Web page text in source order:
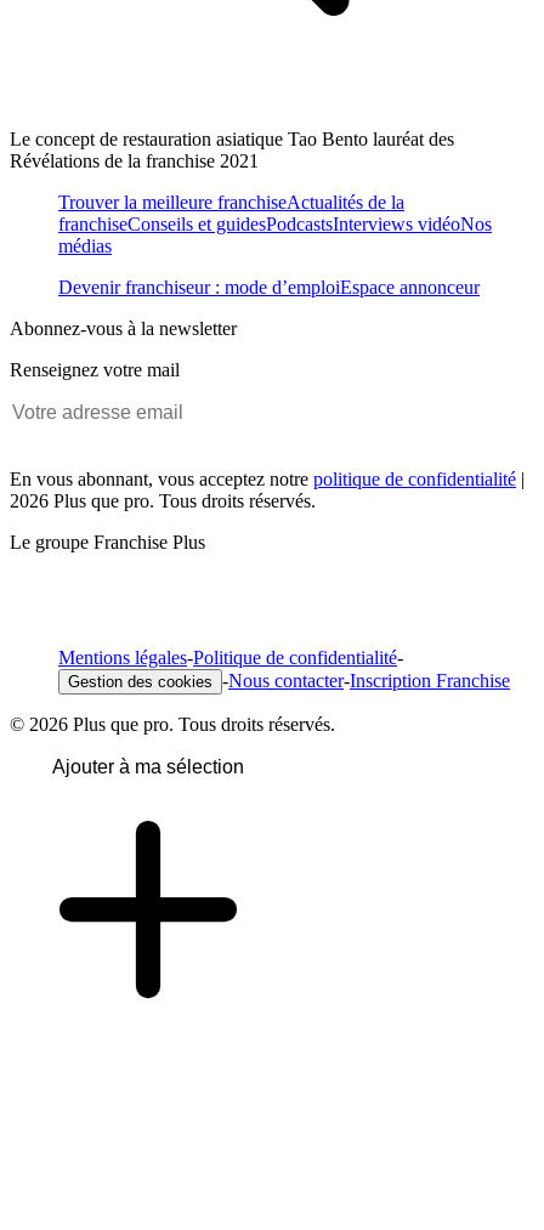
Le concept de restauration asiatique Tao Bento lauréat des
Révélations de la franchise 2021
Trouver la meilleure franchiseActualités de la
franchiseConseils et guidesPodcastsInterviews vidéoNos
médias
Devenir franchiseur : mode d’emploiEspace annonceur
Abonnez-vous à la newsletter
Renseignez votre mail
En vous abonnant, vous acceptez notre politique de confidentialité |
2026 Plus que pro. Tous droits réservés.
Le groupe Franchise Plus
Mentions légales-Politique de confidentialité-
Gestion des cookies -Nous contacter-Inscription Franchise
© 2026 Plus que pro. Tous droits réservés.
Ajouter à ma sélection